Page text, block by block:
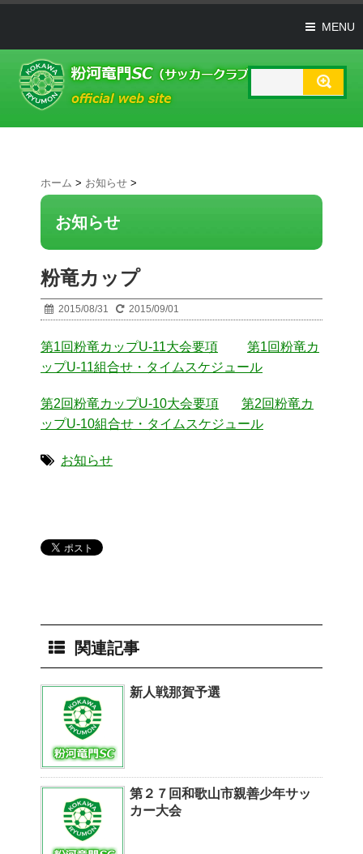
MENU
ホーム > お知らせ >
お知らせ
粉竜カップ
2015/08/31 2015/09/01
第1回粉竜カップU-11大会要項
第1回粉竜カ
ップU-11組合せ・タイムスケジュール
第2回粉竜カップU-10大会要項
第2回粉竜カ
ップU-10組合せ・タイムスケジュール
お知らせ
関連記事
新人戦那賀予選
第２７回和歌山市親善少年サッ
カー大会